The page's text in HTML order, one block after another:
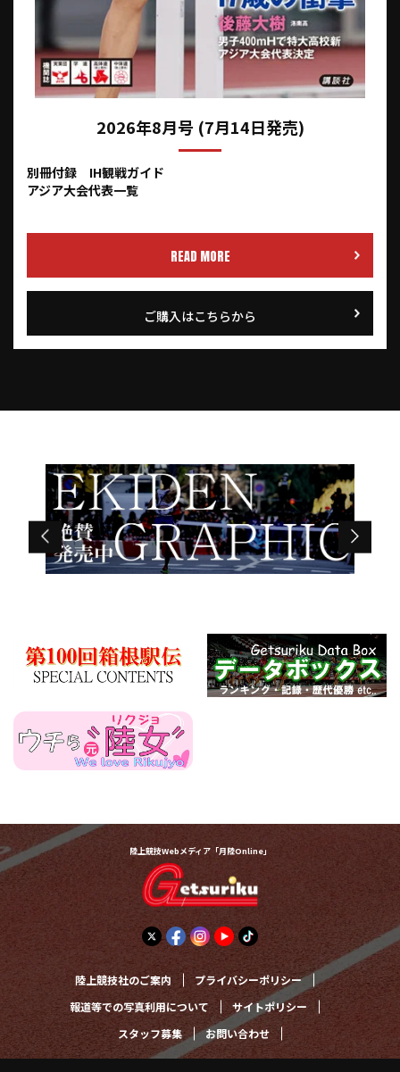
2026年8月号 (7月14日発売)
別冊付録 IH観戦ガイド
アジア大会代表一覧
READ MORE
ご購入はこちらから
陸上競技Webメディア「月陸Online」
陸上競技社のご案内 プライバシーポリシー
報道等での写真利用について サイトポリシー
スタッフ募集 お問い合わせ